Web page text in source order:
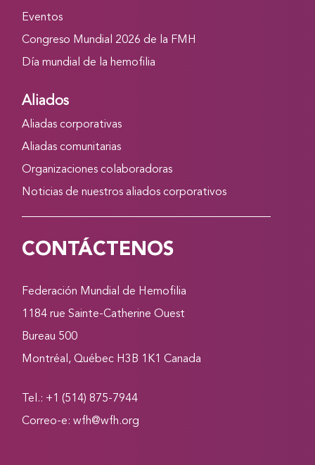
Eventos
Congreso Mundial 2026 de la FMH
Día mundial de la hemofilia
Aliados
Aliadas corporativas
Aliadas comunitarias
Organizaciones colaboradoras
Noticias de nuestros aliados corporativos
CONTÁCTENOS
Federación Mundial de Hemofilia
1184 rue Sainte-Catherine Ouest
Bureau 500
Montréal, Québec H3B 1K1 Canada
Tel.: +1 (514) 875-7944
Correo-e:wfh@wfh.org